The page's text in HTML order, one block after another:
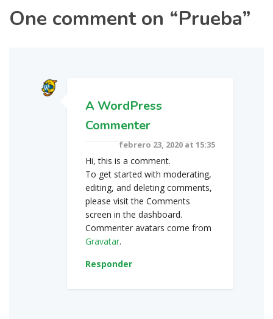
One comment on “Prueba”
A WordPress
Commenter
febrero 23, 2020 at 15:35
Hi, this is a comment.
To get started with moderating,
editing, and deleting comments,
please visit the Comments
screen in the dashboard.
Commenter avatars come from
Gravatar.
Responder